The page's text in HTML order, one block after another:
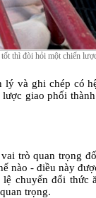
thì đòi hỏi một chiến
lý và ghi chép có
giao phối
trò quan trọng
nào - điều này
chuyển đổi thức
trọng.